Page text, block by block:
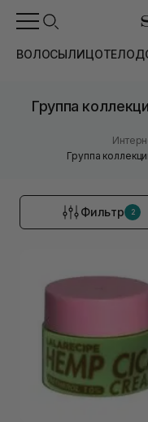
ВОЛОСЫЛИЦОТЕЛО
Группа
Группа
Фильтр 2